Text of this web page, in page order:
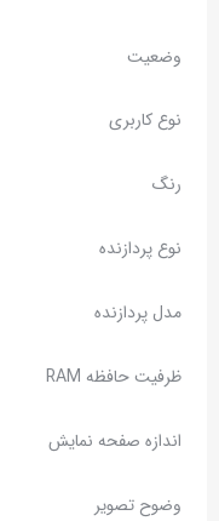
وضعیت
نوع کاربری
رنگ
نوع پردازنده
مدل پردازنده
ظرفیت حافظه RAM
اندازه صفحه نمایش
وضوح تصویر